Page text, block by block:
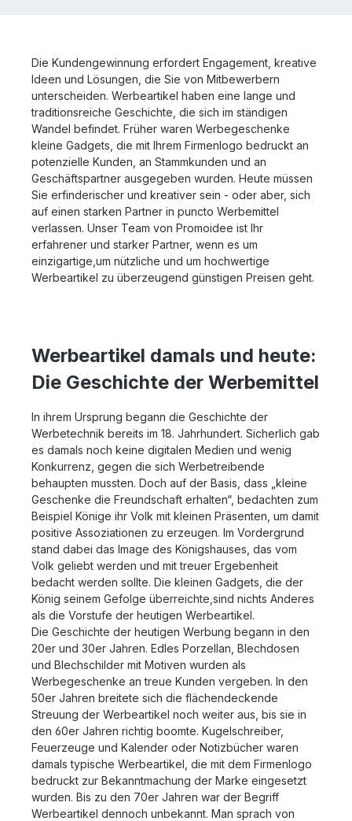
Die Kundengewinnung erfordert Engagement, kreative
Ideen und Lösungen, die Sie von Mitbewerbern
unterscheiden. Werbeartikel haben eine lange und
traditionsreiche Geschichte, die sich im ständigen
Wandel befindet. Früher waren Werbegeschenke
kleine Gadgets, die mit Ihrem Firmenlogo bedruckt an
potenzielle Kunden, an Stammkunden und an
Geschäftspartner ausgegeben wurden. Heute müssen
Sie erfinderischer und kreativer sein - oder aber, sich
auf einen starken Partner in puncto Werbemittel
verlassen. Unser Team von Promoidee ist Ihr
erfahrener und starker Partner, wenn es um
einzigartige,um nützliche und um hochwertige
Werbeartikel zu überzeugend günstigen Preisen geht.
Werbeartikel damals und heute:
Die Geschichte der Werbemittel
In ihrem Ursprung begann die Geschichte der
Werbetechnik bereits im 18. Jahrhundert. Sicherlich gab
es damals noch keine digitalen Medien und wenig
Konkurrenz, gegen die sich Werbetreibende
behaupten mussten. Doch auf der Basis, dass „kleine
Geschenke die Freundschaft erhalten“, bedachten zum
Beispiel Könige ihr Volk mit kleinen Präsenten, um damit
positive Assoziationen zu erzeugen. Im Vordergrund
stand dabei das Image des Königshauses, das vom
Volk geliebt werden und mit treuer Ergebenheit
bedacht werden sollte. Die kleinen Gadgets, die der
König seinem Gefolge überreichte,sind nichts Anderes
als die Vorstufe der heutigen Werbeartikel.
Die Geschichte der heutigen Werbung begann in den
20er und 30er Jahren. Edles Porzellan, Blechdosen
und Blechschilder mit Motiven wurden als
Werbegeschenke an treue Kunden vergeben. In den
50er Jahren breitete sich die flächendeckende
Streuung der Werbeartikel noch weiter aus, bis sie in
den 60er Jahren richtig boomte. Kugelschreiber,
Feuerzeuge und Kalender oder Notizbücher waren
damals typische Werbeartikel, die mit dem Firmenlogo
bedruckt zur Bekanntmachung der Marke eingesetzt
wurden. Bis zu den 70er Jahren war der Begriff
Werbeartikel dennoch unbekannt. Man sprach von